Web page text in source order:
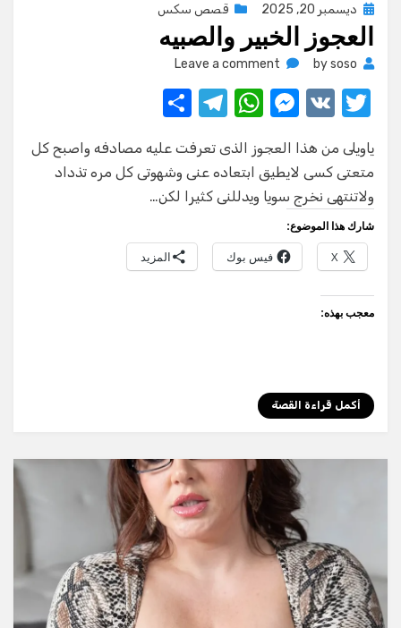
Posted
on
ديسمبر 20, 2025 قصص سكس
العجوز الخبير والصبيه
bysoso
Leave a comment
on
الخبير
والصبيه
T
it
te
r
V
M
ss
e
n
g
er
W
at
s
p
p
T
e
gr
a
m
ar
e
ياويلى من هذا العجوز الذى تعرفت عليه مصادفه واصبح كل
متعتى كسى لايطيق ابتعاده عنى وشهوتى كل مره تذداد
ولاتنتهى نخرج سويا ويدللنى كثيرا لكن…
شارك هذا الموضوع:
X فيس بوك المزيد
معجب بهذه:
أكمل قراءة القصة